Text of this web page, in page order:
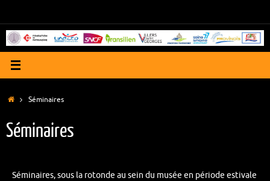
contenu
Accueil
Séminaires
Séminaires
Séminaires, sous la rotonde au sein du musée en période estivale